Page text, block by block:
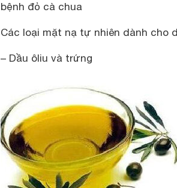
bệnh đỏ cà chua
Các loại mặt nạ tự nhiên dành cho
– Dầu ôliu và trứng